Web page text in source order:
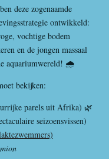
deze zogenaamde
ontwikkeld:
vochtige bodem
en de jongen massaal
aquariumwereld! 🌧️
bekijken:
parels uit Afrika) 🌿
seizoensvissen)